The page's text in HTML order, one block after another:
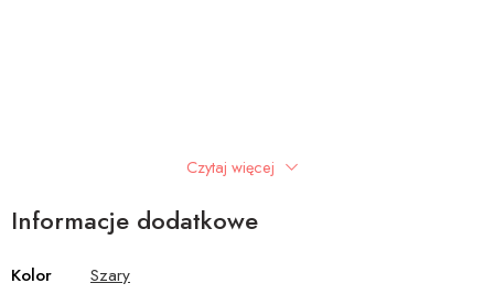
Czytaj więcej
Informacje dodatkowe
Kolor
Szary